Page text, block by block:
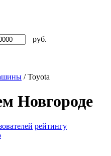
руб.
/Toyota
Новгороде
рейтингу